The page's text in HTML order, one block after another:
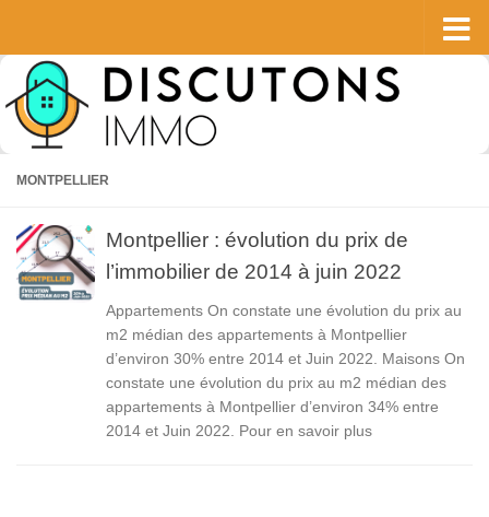
MONTPELLIER
Montpellier : évolution du prix de
l’immobilier de 2014 à juin 2022
Appartements On constate une évolution du prix au
m2 médian des appartements à Montpellier
d’environ 30% entre 2014 et Juin 2022. Maisons On
constate une évolution du prix au m2 médian des
appartements à Montpellier d’environ 34% entre
2014 et Juin 2022. Pour en savoir plus